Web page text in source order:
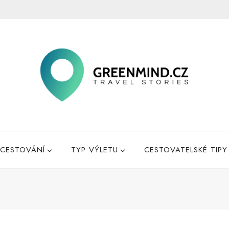
CESTOVÁNÍ TYP VÝLETU CESTOVATELSKÉ TIPY